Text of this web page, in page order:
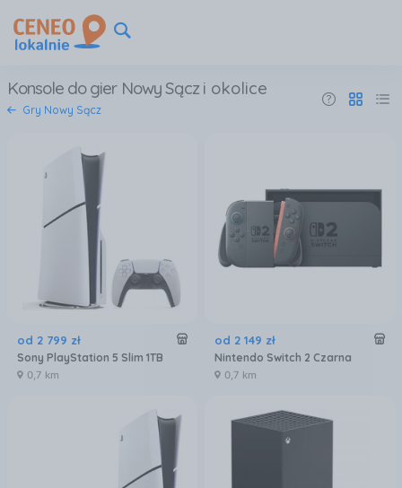
Konsole do gier Nowy Sącz i okolice
Gry Nowy Sącz
od 2 799 zł
Sony PlayStation 5 Slim 1TB
0,7 km
od 2 149 zł
Nintendo Switch 2 Czarna
0,7 km